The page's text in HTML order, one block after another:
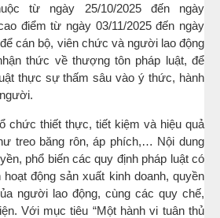
từ ngày 25/10/2025 đến ngày
điểm từ ngày 03/11/2025 đến ngày
cán bộ, viên chức và người lao động
thức về thượng tôn pháp luật, để
thực sự thấm sâu vào ý thức, hành
chức thiết thực, tiết kiệm và hiệu quả
treo băng rôn, áp phích,… Nội dung
phổ biến các quy định pháp luật có
động sản xuất kinh doanh, quyền
người lao động, cùng các quy chế,
Với mục tiêu “Một hành vi tuân thủ